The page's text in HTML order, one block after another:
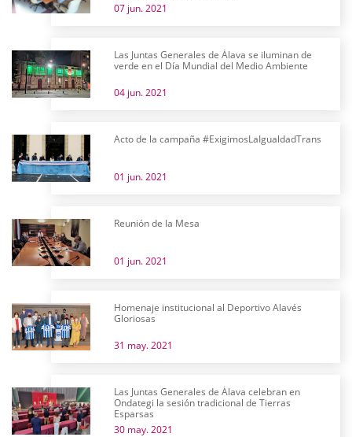
07 jun. 2021
Las Juntas Generales de Álava se iluminan de
verde en el Día Mundial del Medio Ambiente
04 jun. 2021
Acto de la campaña #ExigimosLaIgualdadTrans
01 jun. 2021
Reunión de la Mesa
01 jun. 2021
Homenaje institucional al Deportivo Alavés
Gloriosas
31 may. 2021
Las Juntas Generales de Álava celebran en
Ondategi la sesión tradicional de Tierras
Esparsas
30 may. 2021